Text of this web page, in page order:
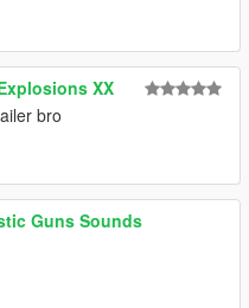
XX
bro
Guns Sounds